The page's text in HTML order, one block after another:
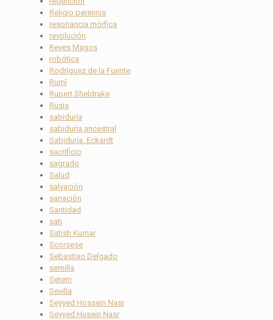
Religio perennis
resonancia mórfica
revolución
Reyes Magos
robótica
Rodríguez de la Fuente
Rumî
Rupert Sheldrake
Rusia
sabiduría
sabiduría ancestral
Sabiduría. Eckardt
sacrificio
sagrado
Salud
salvación
sanación
Santidad
sati
Satish Kumar
Scorsese
Sebastiao Delgado
semilla
Setem
Sevilla
Seyyed Hossein Nasr
Seyyed Husein Nasr